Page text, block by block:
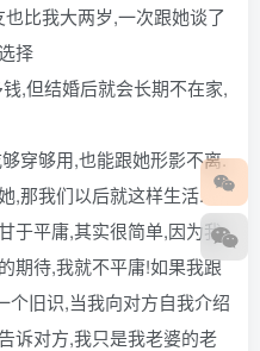
比我大两岁,一次跟她谈了
择
,但结婚后就会长期不在家,
穿够用,也能跟她形影不离.
,那我们以后就这样生活.
于平庸,其实很简单,因为我
期待,我就不平庸!如果我跟
个旧识,当我向对方自我介绍
诉对方,我只是我老婆的老